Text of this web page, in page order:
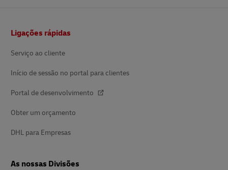
Ligações rápidas
Serviço ao cliente
Início de sessão no portal para clientes
Portal de desenvolvimento
Obter um orçamento
DHL para Empresas
As nossas Divisões